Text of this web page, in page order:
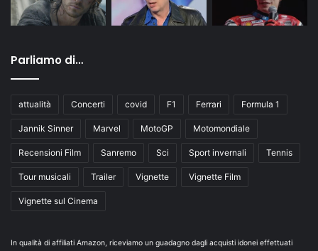
Parliamo di…
attualità Concerti covid F1 Ferrari Formula 1
Jannik Sinner Marvel MotoGP Motomondiale
Recensioni Film Sanremo Sci Sport invernali Tennis
Tour musicali Trailer Vignette Vignette Film
Vignette sul Cinema
In qualità di affiliati Amazon, riceviamo un guadagno dagli acquisti idonei effettuati